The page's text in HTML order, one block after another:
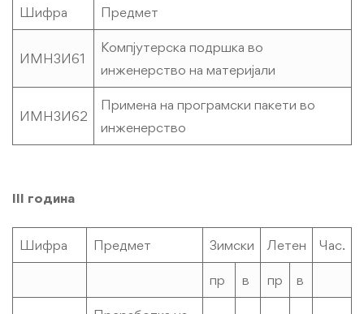
Шифра Предмет
ИМН3И61
Компјутерска подршка во
инженерство на материјали
ИМН3И62
Примена на програмски пакети во
инженерство
III година
Шифра Предмет Зимски Летен Час.
пр в пр в